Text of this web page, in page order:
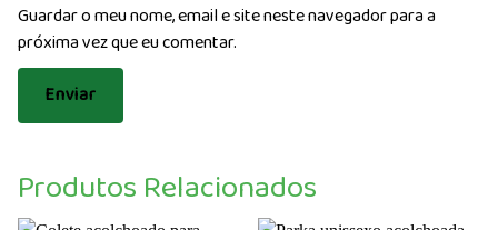
Guardar o meu nome, email e site neste navegador para a
próxima vez que eu comentar.
Produtos Relacionados